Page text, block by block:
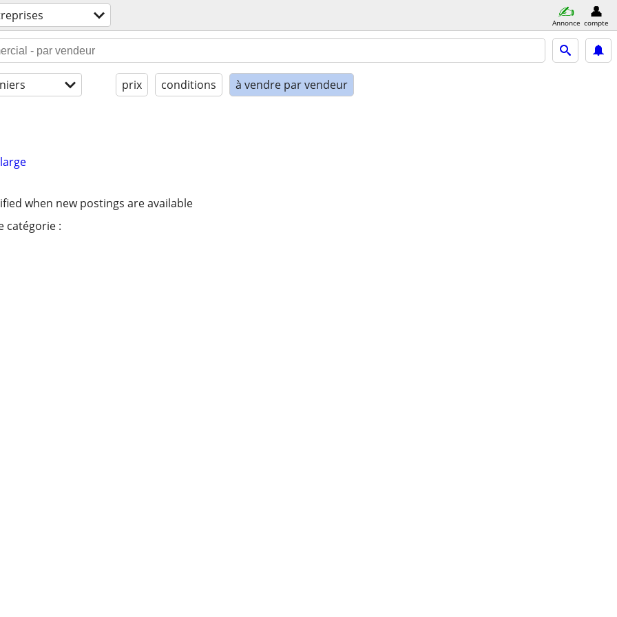
Annonce compte
prix conditions à vendre par vendeur
when new postings are available
catégorie :